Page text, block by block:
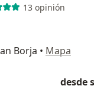
13 opinión
Borja • Mapa
desde